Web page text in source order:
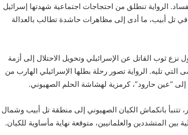
الرواية تنطلق من احتجاجات اجتماعية شهدتها إسرائيل
السكن في تل أبيب، ما أدى إلى مظاهرات حاشدة تطالب بالعدالة
ثوب القاتل عن الإسرائيلي وتحويل الاحتلال إلى أزمة
تليه. الرواية تصور رحلة بطلها الإسرائيلي الهارب من
“عين حارود”، كرمزية لهشاشة الحلم الصهيوني.
تتنبأ بانكماش الكيان الصهيوني إلى منطقة تل أبيب وشمال
المتشددين والعلمانيين، متوقعة نهاية مأساوية للكيان.